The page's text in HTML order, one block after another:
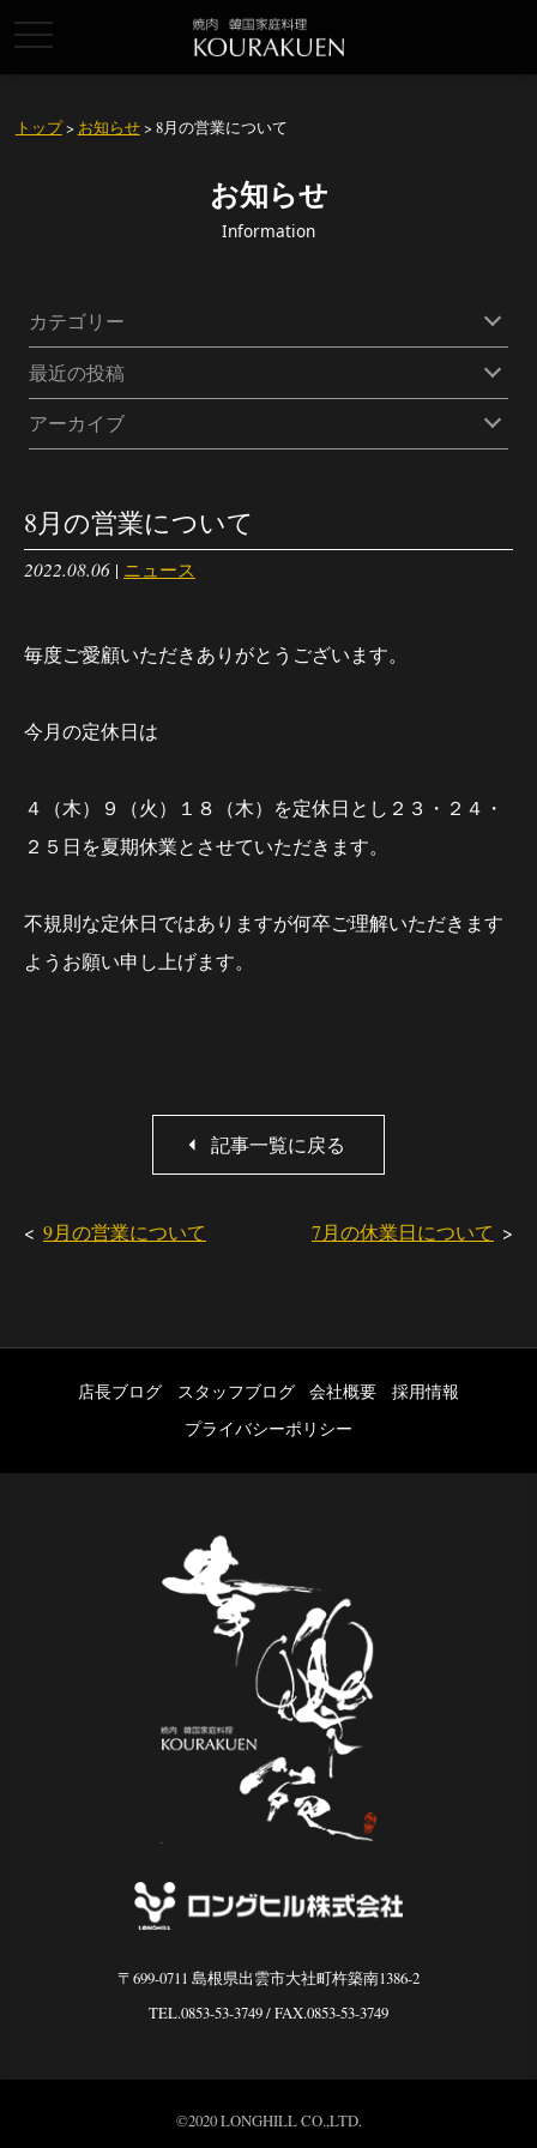
toggle
navigation
トップ> お知らせ> 8月の営業について
お知らせ
Information
カテゴリー
最近の投稿
アーカイブ
8月の営業について
2022.08.06 | ニュース
毎度ご愛顧いただきありがとうございます。
今月の定休日は
４（木）９（火）１８（木）を定休日とし２３・２４・
２５日を夏期休業とさせていただきます。
不規則な定休日ではありますが何卒ご理解いただきます
ようお願い申し上げます。
記事一覧に戻る
9月の営業について 7月の休業日について
店長ブログ スタッフブログ 会社概要
採用情報
プライバシーポリシー
〒699-0711 島根県出雲市大社町杵築南1386-2
TEL.0853-53-3749/ FAX.0853-53-3749
©2020 LONGHILL CO.,LTD.